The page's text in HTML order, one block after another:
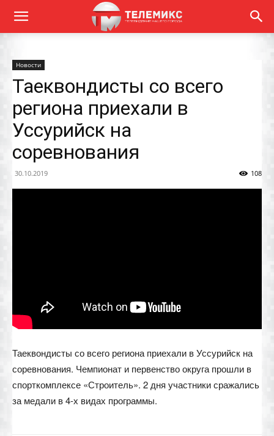
Новости
Таеквондисты со всего
региона приехали в
Уссурийск на
соревнования
30.10.2019 108
Таеквондисты со всего региона приехали в Уссурийск на
соревнования. Чемпионат и первенство округа прошли в
спорткомплексе «Строитель». 2 дня участники сражались
за медали в 4-х видах программы.